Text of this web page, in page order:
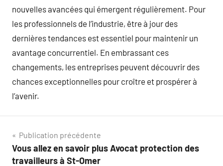
nouvelles avancées qui émergent régulièrement. Pour
les professionnels de l’industrie, être à jour des
dernières tendances est essentiel pour maintenir un
avantage concurrentiel. En embrassant ces
changements, les entreprises peuvent découvrir des
chances exceptionnelles pour croître et prospérer à
l’avenir.
Navigation
de
Publication précédente
Vous allez en savoir plus Avocat protection des
travailleurs à St-Omer